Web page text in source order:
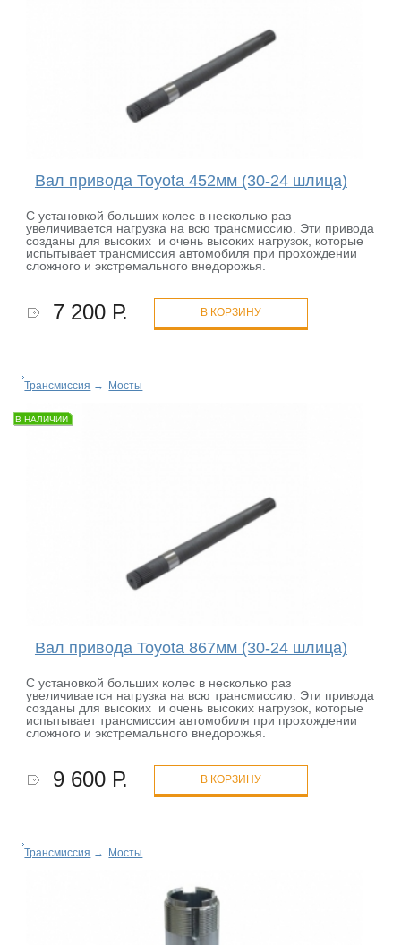
Вал привода Toyota 452мм (30-24 шлица)
С установкой больших колес в несколько раз
увеличивается нагрузка на всю трансмиссию. Эти привода
созданы для высоких и очень высоких нагрузок, которые
испытывает трансмиссия автомобиля при прохождении
сложного и экстремального внедорожья.
7 200 Р. В КОРЗИНУ
Трансмиссия → Мосты
В НАЛИЧИИ
Вал привода Toyota 867мм (30-24 шлица)
С установкой больших колес в несколько раз
увеличивается нагрузка на всю трансмиссию. Эти привода
созданы для высоких и очень высоких нагрузок, которые
испытывает трансмиссия автомобиля при прохождении
сложного и экстремального внедорожья.
9 600 Р. В КОРЗИНУ
Трансмиссия → Мосты